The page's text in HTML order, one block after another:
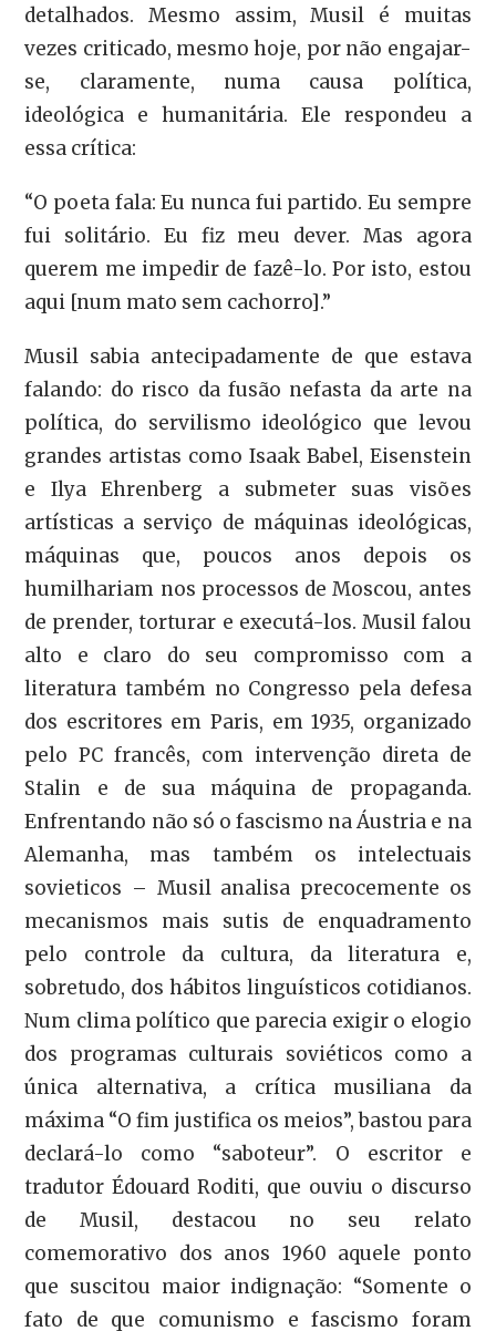
detalhados. Mesmo assim, Musil é muitas
vezes criticado, mesmo hoje, por não engajar-
se, claramente, numa causa política,
ideológica e humanitária. Ele respondeu a
essa crítica:
“O poeta fala: Eu nunca fui partido. Eu sempre
fui solitário. Eu fiz meu dever. Mas agora
querem me impedir de fazê-lo. Por isto, estou
aqui [num mato sem cachorro].”
Musil sabia antecipadamente de que estava
falando: do risco da fusão nefasta da arte na
política, do servilismo ideológico que levou
grandes artistas como Isaak Babel, Eisenstein
e Ilya Ehrenberg a submeter suas visões
artísticas a serviço de máquinas ideológicas,
máquinas que, poucos anos depois os
humilhariam nos processos de Moscou, antes
de prender, torturar e executá-los. Musil falou
alto e claro do seu compromisso com a
literatura também no Congresso pela defesa
dos escritores em Paris, em 1935, organizado
pelo PC francês, com intervenção direta de
Stalin e de sua máquina de propaganda.
Enfrentando não só o fascismo na Áustria e na
Alemanha, mas também os intelectuais
sovieticos – Musil analisa precocemente os
mecanismos mais sutis de enquadramento
pelo controle da cultura, da literatura e,
sobretudo, dos hábitos linguísticos cotidianos.
Num clima político que parecia exigir o elogio
dos programas culturais soviéticos como a
única alternativa, a crítica musiliana da
máxima “O fim justifica os meios”, bastou para
declará-lo como “saboteur”. O escritor e
tradutor Édouard Roditi, que ouviu o discurso
de Musil, destacou no seu relato
comemorativo dos anos 1960 aquele ponto
que suscitou maior indignação: “Somente o
fato de que comunismo e fascismo foram